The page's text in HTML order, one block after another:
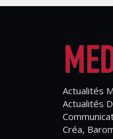
Actualités
Actualités
Créa,